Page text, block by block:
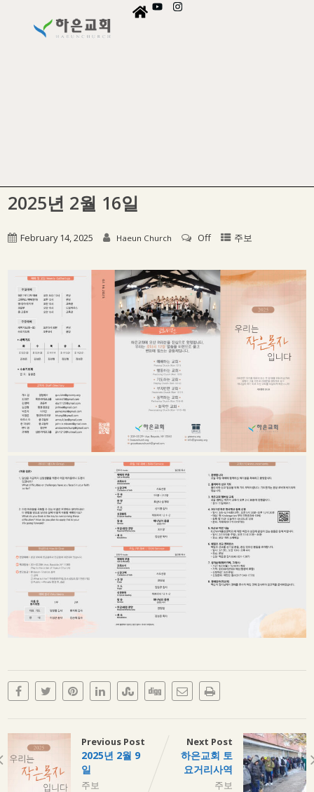
2025년 2월 16일
February 14, 2025 Haeun Church Off 주보
Previous Post
2025년 2월 9
일
주보
Next Post
하은교회 토
요거리사역
주보